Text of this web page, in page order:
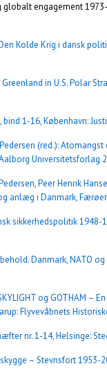
engagement
Kolde Krig i dansk
in U.S. Polar
1-16, København:
(red.):
Universitetsforlag
Peer Henrik
anlæg i Danmark,
sikkerhedspolitik 1948-
Danmark, NATO
og GOTHAM –
Flyvevåbnets
nr. 1-14, Helsinge:
– Stevnsfort 1953-